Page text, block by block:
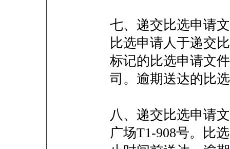
七、递交比选申请
比选申请人于递交
标记的比选申请文
司。逾期送达的比
八、递交比选申请
广场T1-908号。比